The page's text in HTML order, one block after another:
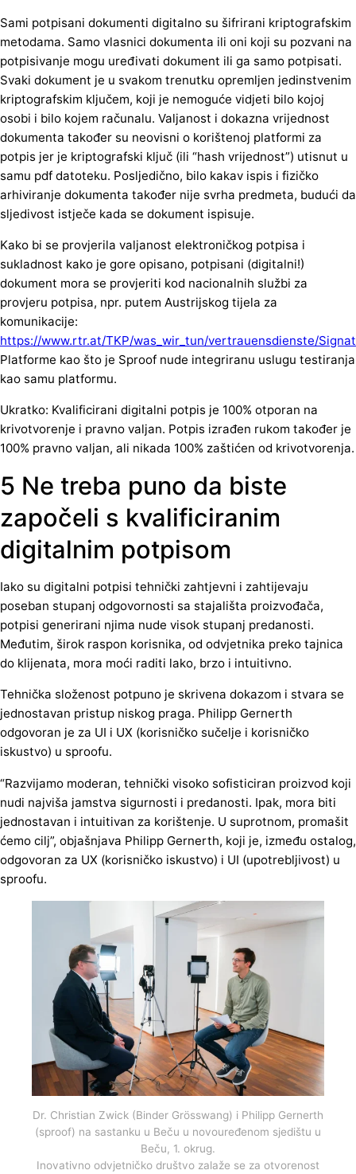
Sami potpisani dokumenti digitalno su šifrirani kriptografskim
metodama. Samo vlasnici dokumenta ili oni koji su pozvani na
potpisivanje mogu uređivati dokument ili ga samo potpisati.
Svaki dokument je u svakom trenutku opremljen jedinstvenim
kriptografskim ključem, koji je nemoguće vidjeti bilo kojoj
osobi i bilo kojem računalu. Valjanost i dokazna vrijednost
dokumenta također su neovisni o korištenoj platformi za
potpis jer je kriptografski ključ (ili “hash vrijednost”) utisnut u
samu pdf datoteku. Posljedično, bilo kakav ispis i fizičko
arhiviranje dokumenta također nije svrha predmeta, budući da
sljedivost istječe kada se dokument ispisuje.
Kako bi se provjerila valjanost elektroničkog potpisa i
sukladnost kako je gore opisano, potpisani (digitalni!)
dokument mora se provjeriti kod nacionalnih službi za
provjeru potpisa, npr. putem Austrijskog tijela za
komunikacije:
https://www.rtr.at/TKP/was_wir_tun/vertrauensdienste/
Platforme kao što je Sproof nude integriranu uslugu testiranja
kao samu platformu.
Ukratko: Kvalificirani digitalni potpis je 100% otporan na
krivotvorenje i pravno valjan. Potpis izrađen rukom također je
100% pravno valjan, ali nikada 100% zaštićen od krivotvorenja.
5 Ne treba puno da biste
započeli s kvalificiranim
digitalnim potpisom
Iako su digitalni potpisi tehnički zahtjevni i zahtijevaju
poseban stupanj odgovornosti sa stajališta proizvođača,
potpisi generirani njima nude visok stupanj predanosti.
Međutim, širok raspon korisnika, od odvjetnika preko tajnica
do klijenata, mora moći raditi lako, brzo i intuitivno.
Tehnička složenost potpuno je skrivena dokazom i stvara se
jednostavan pristup niskog praga. Philipp Gernerth
odgovoran je za UI i UX (korisničko sučelje i korisničko
iskustvo) u sproofu.
“Razvijamo moderan, tehnički visoko sofisticiran proizvod koji
nudi najviša jamstva sigurnosti i predanosti. Ipak, mora biti
jednostavan i intuitivan za korištenje. U suprotnom, promašit
ćemo cilj”, objašnjava Philipp Gernerth, koji je, između ostalog,
odgovoran za UX (korisničko iskustvo) i UI (upotrebljivost) u
sproofu.
Dr. Christian Zwick (Binder Grösswang) i Philipp Gernerth
(sproof) na sastanku u Beču u novouređenom sjedištu u
Beču, 1. okrug.
Inovativno odvjetničko društvo zalaže se za otvorenost